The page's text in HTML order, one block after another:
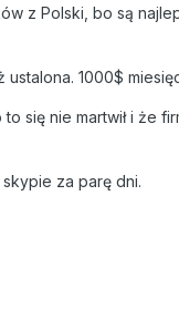
z Polski, bo są
1000$
się nie martwił i że
za parę dni.